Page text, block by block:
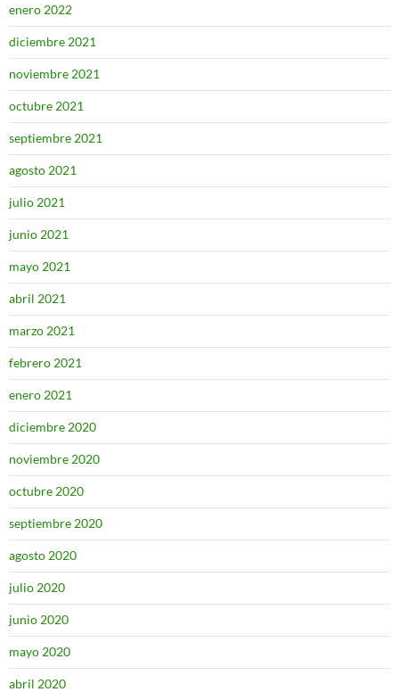
enero 2022
diciembre 2021
noviembre 2021
octubre 2021
septiembre 2021
agosto 2021
julio 2021
junio 2021
mayo 2021
abril 2021
marzo 2021
febrero 2021
enero 2021
diciembre 2020
noviembre 2020
octubre 2020
septiembre 2020
agosto 2020
julio 2020
junio 2020
mayo 2020
abril 2020